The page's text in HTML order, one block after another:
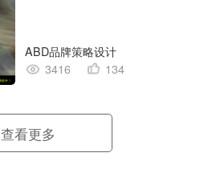
ABD品牌策略设计
3416
134
查看更多